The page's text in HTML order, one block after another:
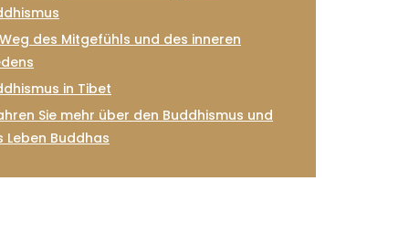
Weg des Mitgefühls und des inneren
in Tibet
Sie mehr über den Buddhismus und
Leben Buddhas